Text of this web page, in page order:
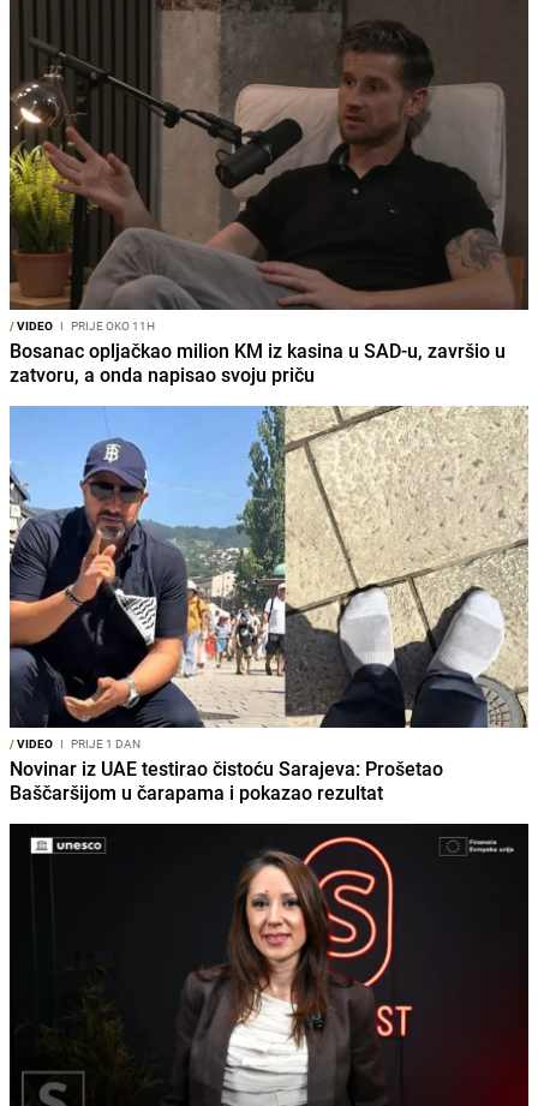
/VIDEO I PRIJE OKO 11H
Bosanac opljačkao milion KM iz kasina u SAD-u, završio u
zatvoru, a onda napisao svoju priču
/VIDEO I PRIJE 1 DAN
Novinar iz UAE testirao čistoću Sarajeva: Prošetao
Baščaršijom u čarapama i pokazao rezultat